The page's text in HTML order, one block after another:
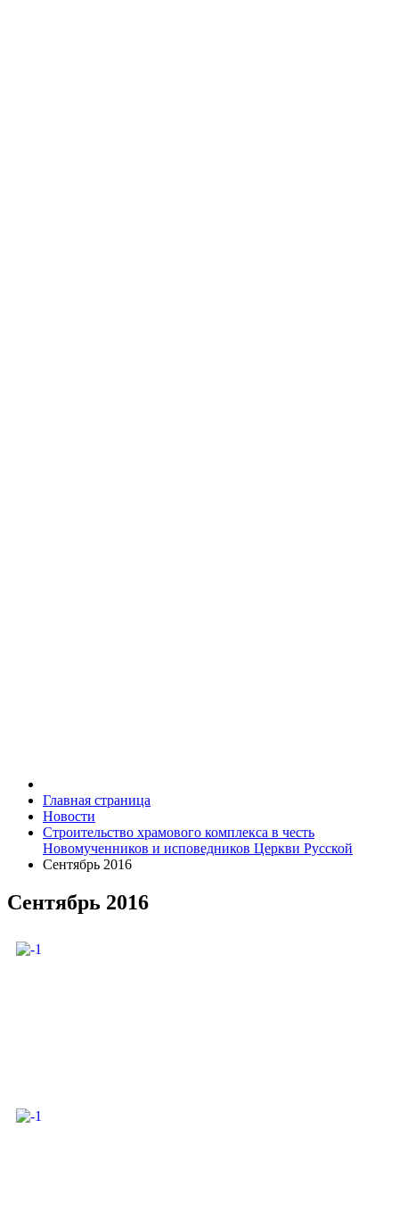
Главная страница
Новости
Строительство храмового комплекса в честь
Новомученников и исповедников Церкви Русской
Сентябрь 2016
Сентябрь 2016